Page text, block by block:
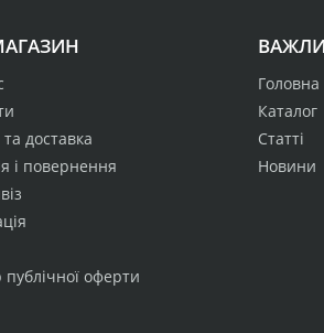
доставка
і повернення
публічної оферти
Головна
Каталог
Статті
Новини